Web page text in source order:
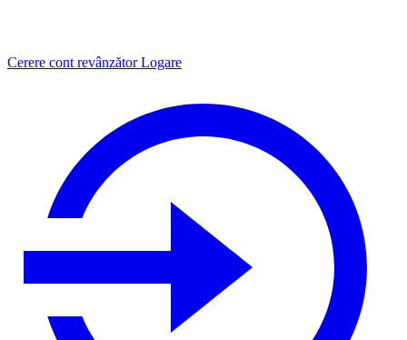
Cerere cont revânzător Logare